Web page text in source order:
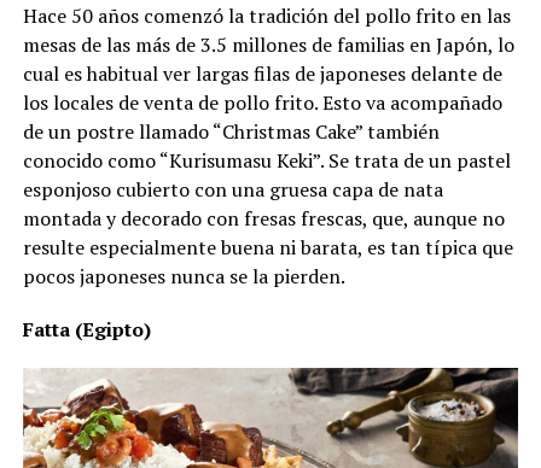
Hace 50 años comenzó la tradición del pollo frito en las
mesas de las más de 3.5 millones de familias en Japón, lo
cual es habitual ver largas filas de japoneses delante de
los locales de venta de pollo frito. Esto va acompañado
de un postre llamado “Christmas Cake” también
conocido como “Kurisumasu Keki”. Se trata de un pastel
esponjoso cubierto con una gruesa capa de nata
montada y decorado con fresas frescas, que, aunque no
resulte especialmente buena ni barata, es tan típica que
pocos japoneses nunca se la pierden.
Fatta (Egipto)